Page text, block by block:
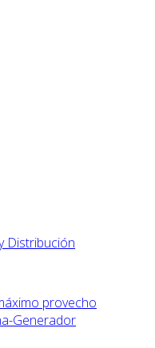
Distribución
provecho
Generador